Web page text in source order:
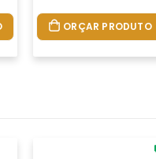
ORÇAR PRODUTO